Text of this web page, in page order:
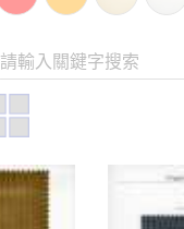
請輸入關鍵字搜索